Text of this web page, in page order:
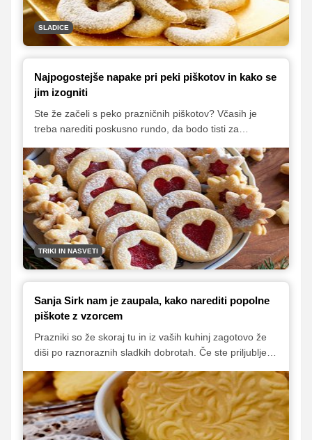
SLADICE
Najpogostejše napake pri peki piškotov in kako se
jim izogniti
Ste že začeli s peko prazničnih piškotov? Včasih je
treba narediti poskusno rundo, da bodo tisti za
ponesrečijo iz različnih razlogov. Preverili smo, katere
so najpogostejše napake, ki jih delamo pri peki in kako
se jim lahko izognete.
TRIKI IN NASVETI
Sanja Sirk nam je zaupala, kako narediti popolne
piškote z vzorcem
Prazniki so že skoraj tu in iz vaših kuhinj zagotovo že
diši po raznoraznih sladkih dobrotah. Če ste priljubljeni
predalov, ga hitro poiščite. Sanja Sirk je z nami delila
recept za odlične piškote, razkriva pa tudi nekaj
skrivnosti, zaradi katerih vam bodo piškoti z valjarčkom
zagotovo uspeli.